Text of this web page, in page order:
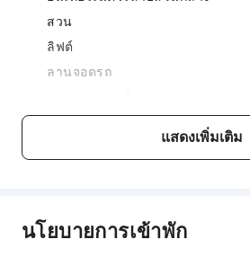
สวน
ลิฟต์
ลานจอดรถ
บริการแผนกต้อนรับ
ตู้เซฟที่เคาน์เตอร์
แสดงเพิ่มเติม
นโยบายการเข้าพัก